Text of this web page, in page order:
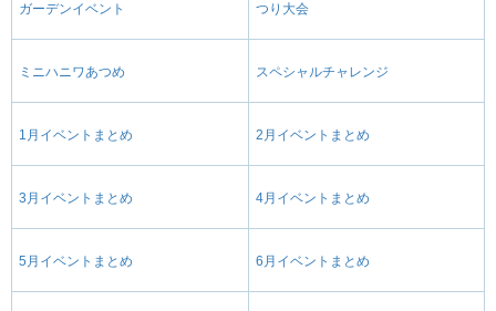
ガーデンイベント つり大会
ミニハニワあつめ スペシャルチャレンジ
1月イベントまとめ 2月イベントまとめ
3月イベントまとめ 4月イベントまとめ
5月イベントまとめ 6月イベントまとめ